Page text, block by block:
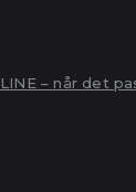
– når det